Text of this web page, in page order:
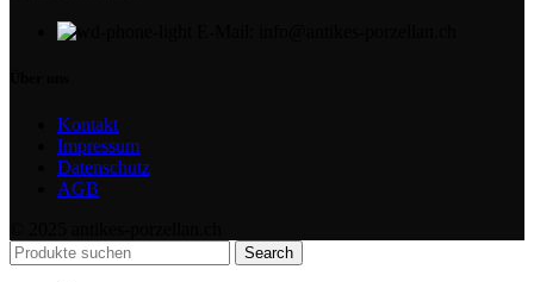
Kontakt
Impressum
Datenschutz
AGB
Search